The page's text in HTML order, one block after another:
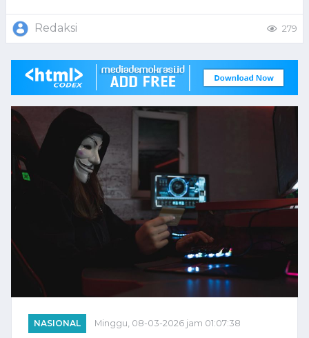
Redaksi 279
NASIONAL Minggu, 08-03-2026 jam 01:07:38